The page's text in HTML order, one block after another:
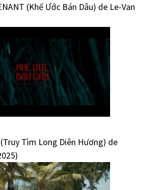
(Khế Ước Bán Dâu) de Le-Van
(Truy Tìm Long Diên Hương) de